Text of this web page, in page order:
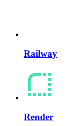
Railway
Render